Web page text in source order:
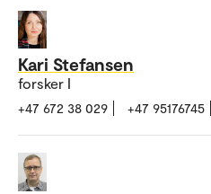
Kari Stefansen
forsker I
+47 672 38 029 +47 95176745